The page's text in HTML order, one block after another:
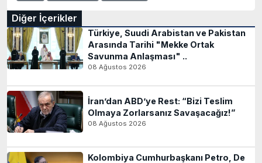
Diğer İçerikler
Türkiye, Suudi Arabistan ve Pakistan
Arasında Tarihi "Mekke Ortak
Savunma Anlaşması" ..
08 Ağustos 2026
İran’dan ABD’ye Rest: “Bizi Teslim
Olmaya Zorlarsanız Savaşacağız!”
08 Ağustos 2026
Kolombiya Cumhurbaşkanı Petro, De